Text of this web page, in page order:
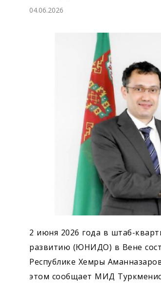
Общество
Культура
Наука
Спорт
04.06.2026
2 июня 2026 года в штаб-
развитию (ЮНИДО) в Вене
Республике Хемры
этом сообщает МИД